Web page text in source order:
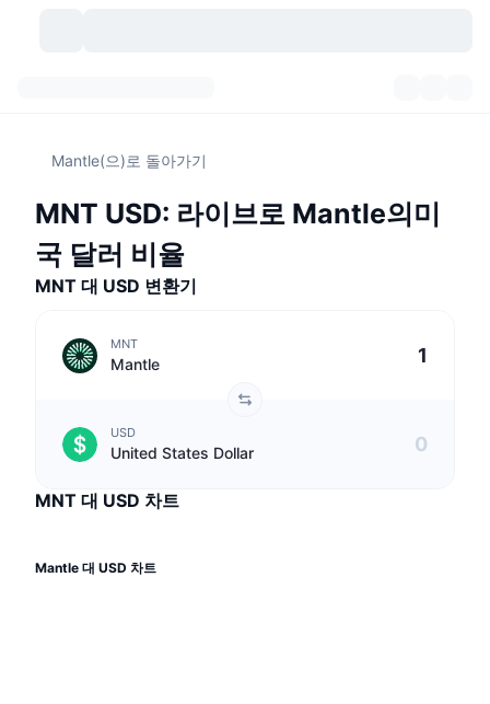
과거 스냅샷
토큰 락업 해제
실제 자산
리더보드
트렌딩
현물 시장
가상자산 수
BNB 트레저리
거래소 유입/유출
지표
시그널
요즘 핫한 종목
새로운
밈 탐색기
상위 트레이더들
중앙화 거래소
스팟
탈중앙화 거래소
스팟
파생상품
커뮤니티
피드
라이브
기사들
암호화폐 API
DEX API
서비스
계산기
뉴스레터
Mantle(으)로 돌아가기
MNT USD: 라이브로 Mantle의미
국 달러 비율
MNT 대 USD 변환기
MNT
Mantle
USD
United States Dollar
MNT 대 USD 차트
Mantle 대 USD 차트